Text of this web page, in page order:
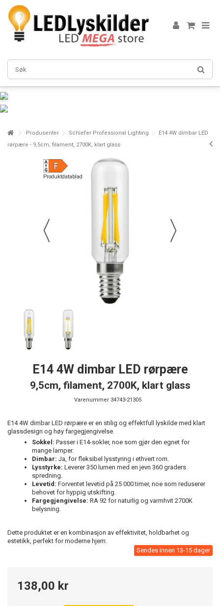
Produsenter Schiefer Professional Lighting
E14 4W dimbar LED
rørpære - 9,5cm, filament, 2700K, klart glass
Produktdatablad
E14 4W dimbar LED rørpære
9,5cm, filament, 2700K, klart glass
Varenummer 34743-21305
E14 4W dimbar LED rørpære er en stilig og effektfull lyskilde med klart
glassdesign og høy fargegjengivelse.
Sokkel: Passer i E14-sokler, noe som gjør den egnet for
mange lamper.
Dimbar: Ja, for fleksibel lysstyring i ethvert rom.
Lysstyrke: Leverer 350 lumen med en jevn 360 graders
spredning.
Levetid: Forventet levetid på 25 000 timer, noe som reduserer
behovet for hyppig utskifting.
Fargegjengivelse: RA 92 for naturlig og varmhvit 2700K
belysning.
Dette produktet er en kombinasjon av effektivitet, holdbarhet og
estetikk, perfekt for moderne hjem.
Sendes innen 13-15 dager
138,00 kr